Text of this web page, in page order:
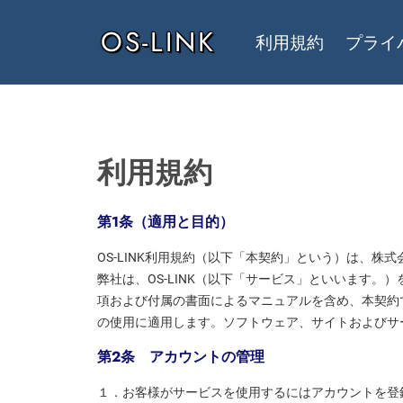
OS-LINK 利用規約 プライ
利用規約
第1条（適用と目的）
OS-LINK利用規約（以下「本契約」という）は、株
弊社は、OS-LINK（以下「サービス」といいます。
項および付属の書面によるマニュアルを含め、本契
の使用に適用します。ソフトウェア、サイトおよび
第２条 アカウントの管理
１．お客様がサービスを使用するにはアカウントを